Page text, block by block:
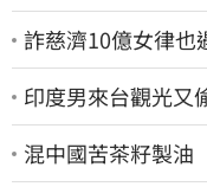
詐慈濟10億女律也
印度男來台觀光
混中國苦茶籽製